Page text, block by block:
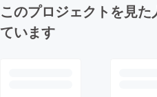
このプロジェクトを見
ています